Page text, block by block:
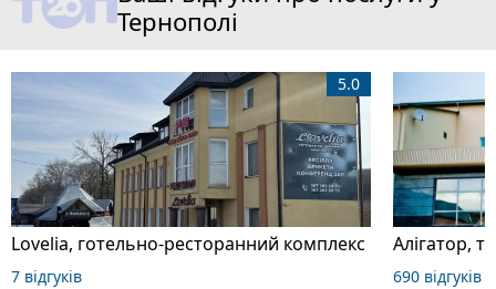
Тернополі
Lovelia, готельно-ресторанний комплекс
5.0
7 відгуків
690 відгуків